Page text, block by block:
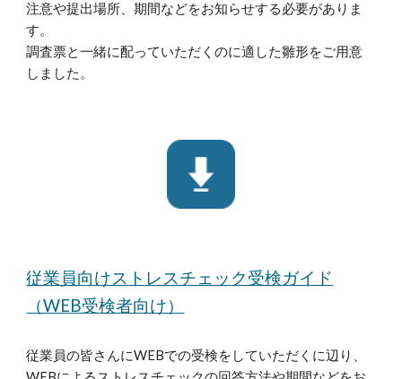
注意や提出場所、期間などをお知らせする必要がありま
す。
調査票と一緒に配っていただくのに適した雛形をご用意
しました。
従業員向けストレスチェック受検ガイド
（WEB受検者向け）
従業員の皆さんにWEBでの受検をしていただくに辺り、